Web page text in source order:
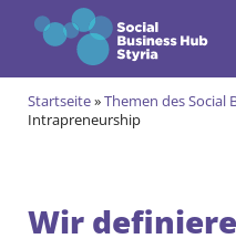
Themen
Social
Startseite»Themen des Social
Intrapreneurship
Wir